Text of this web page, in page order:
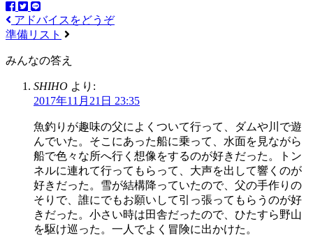
アドバイスをどうぞ
準備リスト
みんなの答え
SHIHO より:
2017年11月21日 23:35
魚釣りが趣味の父によくついて行って、ダムや川で遊
んでいた。そこにあった船に乗って、水面を見ながら
船で色々な所へ行く想像をするのが好きだった。トン
ネルに連れて行ってもらって、大声を出して響くのが
好きだった。雪が結構降っていたので、父の手作りの
そりで、誰にでもお願いして引っ張ってもらうのが好
きだった。小さい時は田舎だったので、ひたすら野山
を駆け巡った。一人でよく冒険に出かけた。